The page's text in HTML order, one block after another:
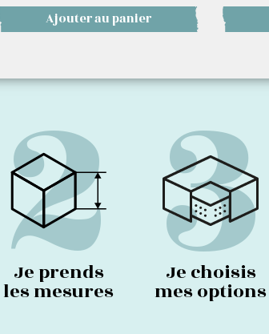
Ajouter au panier
2
Je prends
les mesures 3
Je choisis
mes options